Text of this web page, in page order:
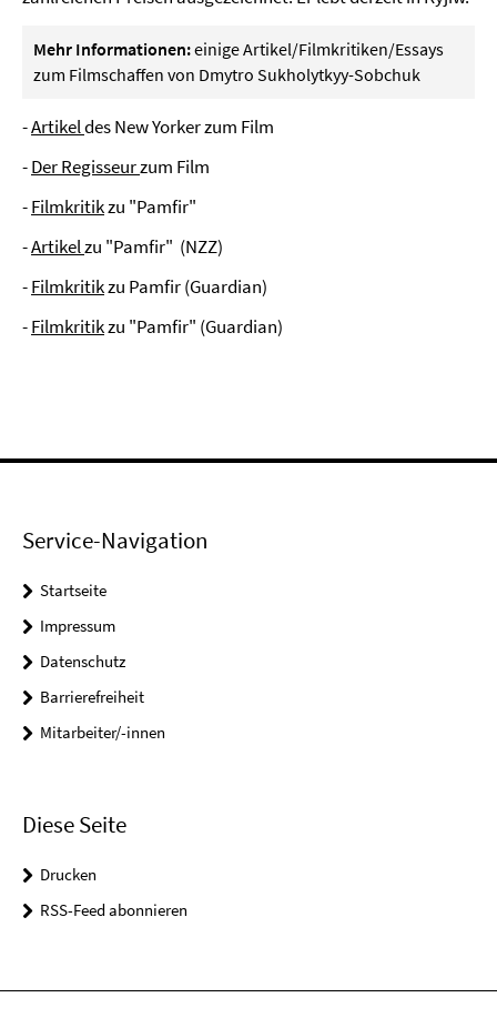
Mehr Informationen:einige Artikel/Filmkritiken/Essays
zum Filmschaffen von Dmytro Sukholytkyy-Sobchuk
-Artikeldes New Yorker zum Film
-Der Regisseurzum Film
-Filmkritikzu "Pamfir"
-Artikelzu "Pamfir" (NZZ)
-Filmkritikzu Pamfir (Guardian)
-Filmkritikzu "Pamfir" (Guardian)
Service-Navigation
Startseite
Impressum
Datenschutz
Barrierefreiheit
Mitarbeiter/-innen
Diese Seite
Drucken
RSS-Feed abonnieren